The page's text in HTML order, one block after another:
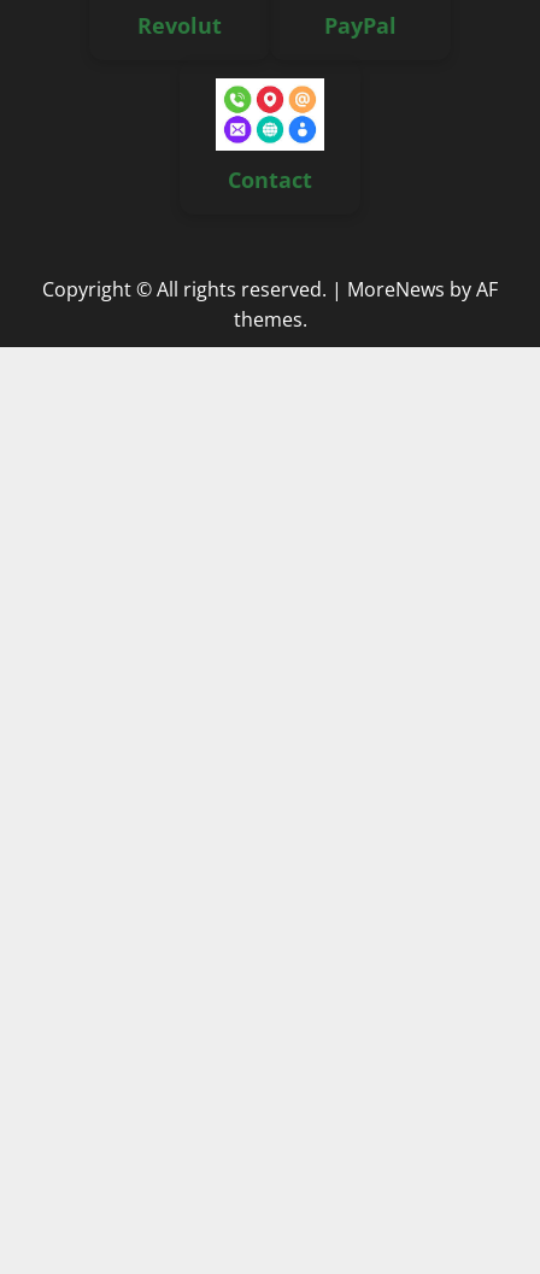
Revolut PayPal
Contact
Copyright © All rights reserved. | MoreNews by AF
themes.